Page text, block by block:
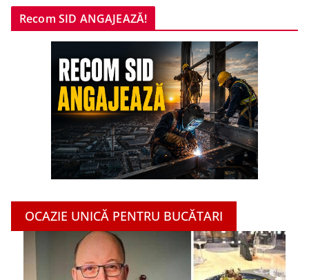
Recom SID ANGAJEAZĂ!
OCAZIE UNICĂ PENTRU BUCĂTARI